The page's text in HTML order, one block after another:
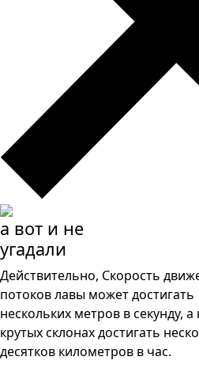
а вот и не
угадали
Действительно, Скорость
потоков лавы может достигать
нескольких метров в секунду, а
крутых склонах достигать
десятков километров в час.